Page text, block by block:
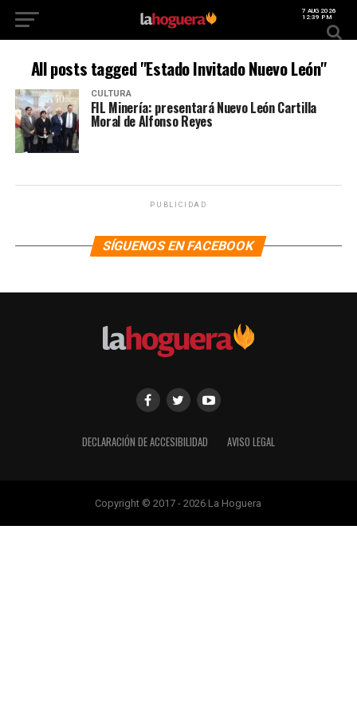
7 AUG 2026
12:39 PM
All posts tagged "Estado Invitado Nuevo León"
CULTURA
FIL Minería: presentará Nuevo León Cartilla
Moral de Alfonso Reyes
PUBLICIDAD
SÍGUENOS EN FACEBOOK
DECLARACIÓN DE ACCESIBILIDAD AVISO LEGAL
Copyright © 2017 - 2026 La Hoguera